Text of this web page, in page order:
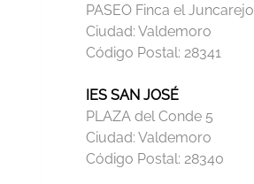
PASEO Finca el Juncarejo
Ciudad: Valdemoro
Código Postal: 28341
IES SAN JOSÉ
PLAZA del Conde 5
Ciudad: Valdemoro
Código Postal: 28340